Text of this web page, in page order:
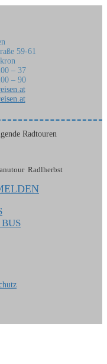
59-61
– 37
– 90
Radtouren
Radlherbst